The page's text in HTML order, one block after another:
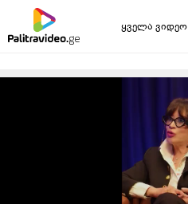
ყველა ვიდეო